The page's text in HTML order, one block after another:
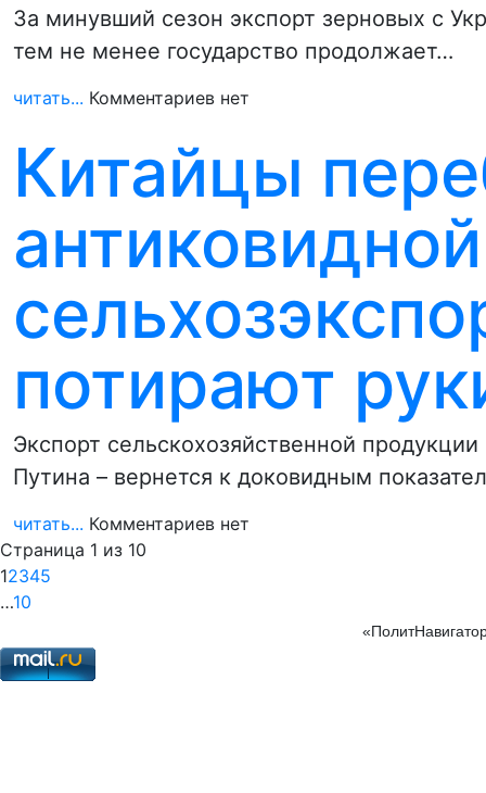
За минувший сезон экспорт зерновых с
тем не менее государство продолжает…
читать... Комментариев нет
Китайцы
потирают
Экспорт сельскохозяйственной
Путина – вернется к доковидным
читать... Комментариев нет
Страница 1 из 10
12345
…10